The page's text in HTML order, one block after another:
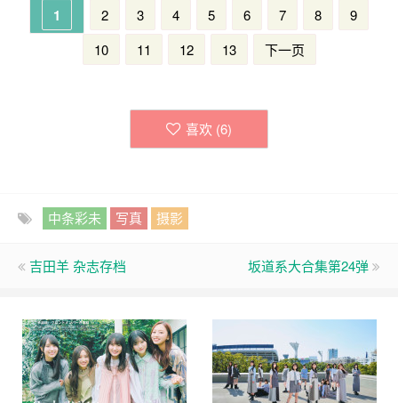
1 2 3 4 5 6 7 8
9
10
11 12 13 下一页
喜欢 (6)
中条彩未 写真 摄影
吉田羊 杂志存档 坂道系大合集第24弹